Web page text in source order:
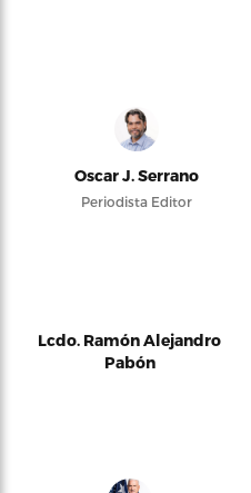
Oscar J. Serrano
Periodista Editor
Lcdo. Ramón Alejandro
Pabón